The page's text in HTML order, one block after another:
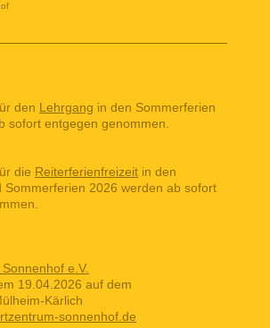
den Lehrgang in den Sommerferien
sofort entgegen genommen.
die Reiterferienfreizeit in den
Sommerferien 2026 werden ab sofort
e.V.
19.04.2026 auf dem
Kärlich
sonnenhof.de